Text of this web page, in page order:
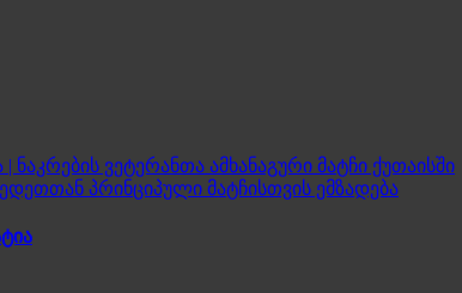
ვეტერანთა ამხანაგური მატჩი ქუთაისში
პრინციპული მატჩისთვის ემზადება